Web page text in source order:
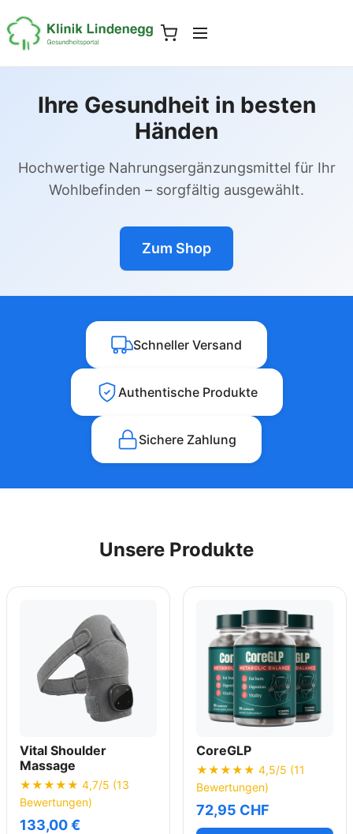
Ihre Gesundheit in besten
Händen
Hochwertige Nahrungsergänzungsmittel für Ihr
Wohlbefinden – sorgfältig ausgewählt.
Zum Shop
Schneller Versand
Authentische Produkte
Sichere Zahlung
Unsere Produkte
Vital Shoulder
Massage
★★★★★ 4,7/5 (13
Bewertungen)
133,00 €
CoreGLP
★★★★★ 4,5/5 (11
Bewertungen)
72,95 CHF